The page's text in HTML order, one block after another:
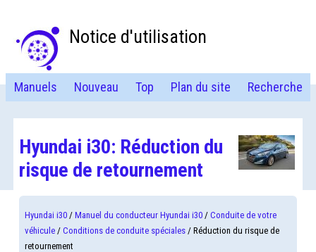
Notice d'utilisation
Manuels Nouveau Top Plan du site Recherche
Hyundai i30: Réduction du
risque de retournement
Hyundai i30 /Manuel du conducteur Hyundai i30 /Conduite de votre
véhicule /Conditions de conduite spéciales / Réduction du risque de
retournement